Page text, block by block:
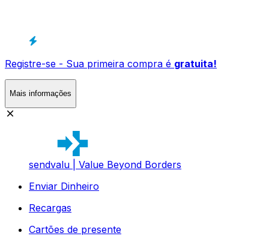
Registre-se - Sua primeira compra é gratuita!
Mais informações
sendvalu | Value Beyond Borders
Enviar Dinheiro
Recargas
Cartões de presente